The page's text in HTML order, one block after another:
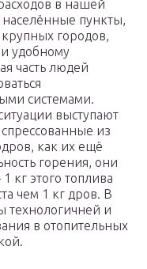
в нашей
пункты,
городов,
удобному
часть людей
системами.
выступают
из
как их ещё
горения, они
кг этого топлива
чем 1 кг дров. В
технологичней и
в отопительных